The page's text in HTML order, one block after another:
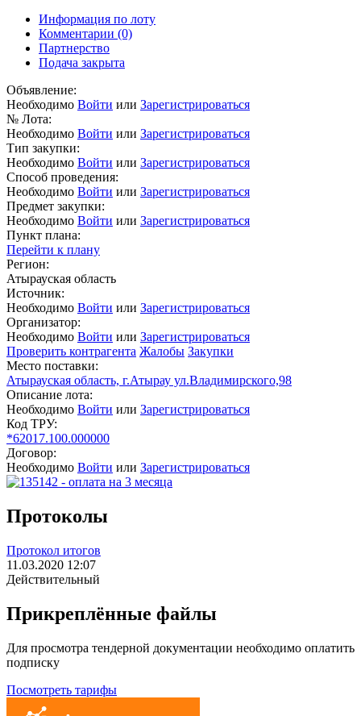
Информация по лоту
Комментарии (0)
Партнерство
Подача закрыта
Объявление:
Необходимо Войти или Зарегистрироваться
№ Лота:
Необходимо Войти или Зарегистрироваться
Тип закупки:
Необходимо Войти или Зарегистрироваться
Способ проведения:
Необходимо Войти или Зарегистрироваться
Предмет закупки:
Необходимо Войти или Зарегистрироваться
Пункт плана:
Перейти к плану
Регион:
Атырауская область
Источник:
Необходимо Войти или Зарегистрироваться
Организатор:
Необходимо Войти или Зарегистрироваться
Проверить контрагента Жалобы Закупки
Место поставки:
Атырауская область, г.Атырау ул.Владимирского,98
Описание лота:
Необходимо Войти или Зарегистрироваться
Код ТРУ:
*62017.100.000000
Договор:
Необходимо Войти или Зарегистрироваться
Протоколы
Протокол итогов
11.03.2020 12:07
Действительный
Прикреплённые файлы
Для просмотра тендерной документации необходимо оплатить
подписку
Посмотреть тарифы